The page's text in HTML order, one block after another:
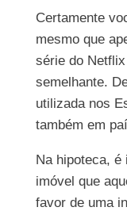
Certamente
mesmo que
série do
semelhante.
utilizada nos
também em
Na hipoteca, é
imóvel que
favor de uma